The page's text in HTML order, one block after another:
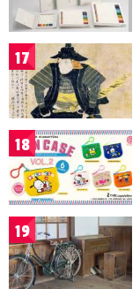
17
18
19